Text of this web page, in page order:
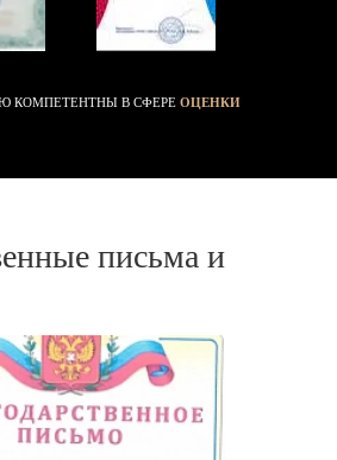
КОМПЕТЕНТНЫ В СФЕРЕ ОЦЕНКИ
письма и